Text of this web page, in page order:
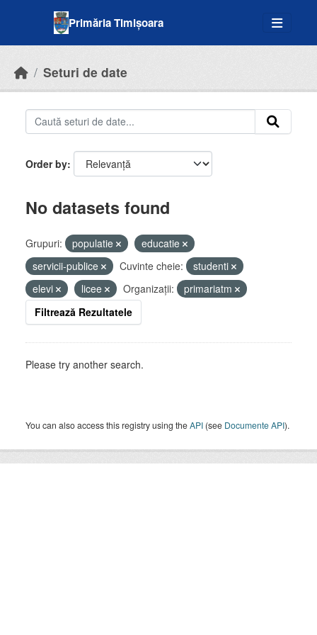
Primăria Timișoara
Seturi de date
Order by
No datasets found
Grupuri: populatie
educatie
servicii-publice
Cuvinte cheie:
studenti
elevi
licee Organizații:
primariatm
Filtrează Rezultatele
Please try another search.
You can also access this registry using theAPI (see Documente API).